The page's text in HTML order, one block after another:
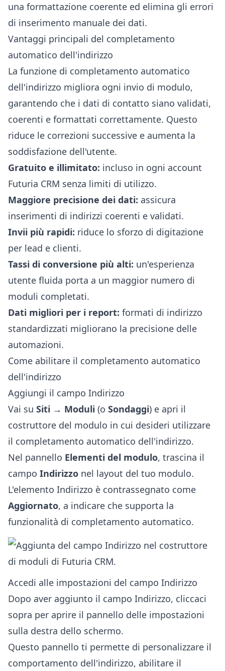
una formattazione coerente ed elimina gli errori
di inserimento manuale dei dati.
Vantaggi principali del completamento
automatico dell'indirizzo
La funzione di completamento automatico
dell'indirizzo migliora ogni invio di modulo,
garantendo che i dati di contatto siano validati,
coerenti e formattati correttamente. Questo
riduce le correzioni successive e aumenta la
soddisfazione dell'utente.
Gratuito e illimitato: incluso in ogni account
Futuria CRM senza limiti di utilizzo.
Maggiore precisione dei dati: assicura
inserimenti di indirizzi coerenti e validati.
Invii più rapidi: riduce lo sforzo di digitazione
per lead e clienti.
Tassi di conversione più alti: un'esperienza
utente fluida porta a un maggior numero di
moduli completati.
Dati migliori per i report: formati di indirizzo
standardizzati migliorano la precisione delle
automazioni.
Come abilitare il completamento automatico
dell'indirizzo
Aggiungi il campo Indirizzo
Vai su Siti → Moduli (o Sondaggi) e apri il
costruttore del modulo in cui desideri utilizzare
il completamento automatico dell'indirizzo.
Nel pannello Elementi del modulo, trascina il
campo Indirizzo nel layout del tuo modulo.
L'elemento Indirizzo è contrassegnato come
Aggiornato, a indicare che supporta la
funzionalità di completamento automatico.
Accedi alle impostazioni del campo Indirizzo
Dopo aver aggiunto il campo Indirizzo, cliccaci
sopra per aprire il pannello delle impostazioni
sulla destra dello schermo.
Questo pannello ti permette di personalizzare il
comportamento dell'indirizzo, abilitare il